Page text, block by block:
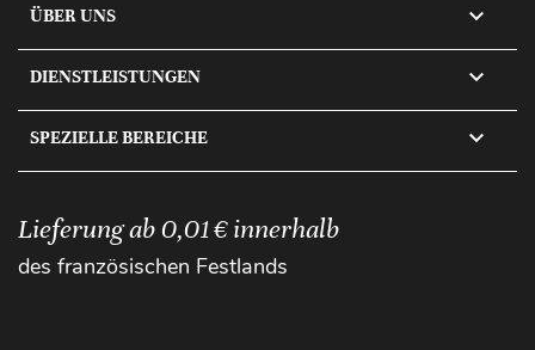
ÜBER UNS 
DIENSTLEISTUNGEN 
SPEZIELLE BEREICHE 
Lieferung ab 0,01 € innerhalb
des französischen Festlands